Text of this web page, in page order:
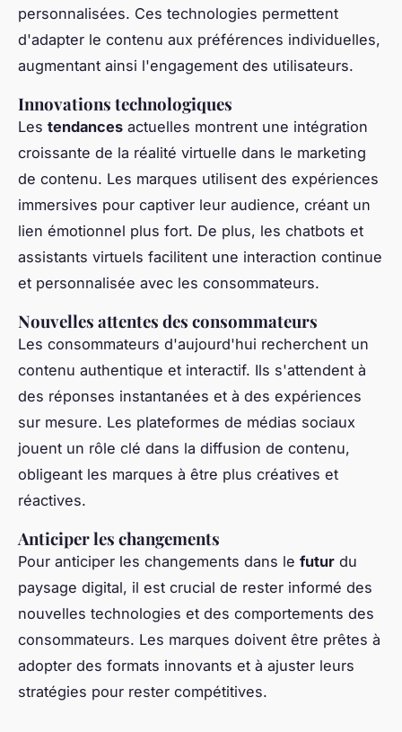
personnalisées. Ces technologies permettent
d'adapter le contenu aux préférences individuelles,
augmentant ainsi l'engagement des utilisateurs.
Innovations technologiques
Les tendances actuelles montrent une intégration
croissante de la réalité virtuelle dans le marketing
de contenu. Les marques utilisent des expériences
immersives pour captiver leur audience, créant un
lien émotionnel plus fort. De plus, les chatbots et
assistants virtuels facilitent une interaction continue
et personnalisée avec les consommateurs.
Nouvelles attentes des consommateurs
Les consommateurs d'aujourd'hui recherchent un
contenu authentique et interactif. Ils s'attendent à
des réponses instantanées et à des expériences
sur mesure. Les plateformes de médias sociaux
jouent un rôle clé dans la diffusion de contenu,
obligeant les marques à être plus créatives et
réactives.
Anticiper les changements
Pour anticiper les changements dans le futur du
paysage digital, il est crucial de rester informé des
nouvelles technologies et des comportements des
consommateurs. Les marques doivent être prêtes à
adopter des formats innovants et à ajuster leurs
stratégies pour rester compétitives.